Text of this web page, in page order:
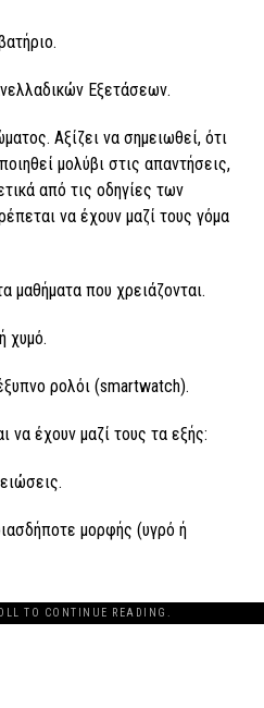
Εξετάσεων.
Αξίζει να σημειωθεί, ότι
μολύβι στις απαντήσεις,
από τις οδηγίες των
να έχουν μαζί τους γόμα
μαθήματα που χρειάζονται.
χυμό.
ρολόι (smartwatch).
να έχουν μαζί τους τα εξής:
μορφής (υγρό ή
TO CONTINUE READING.